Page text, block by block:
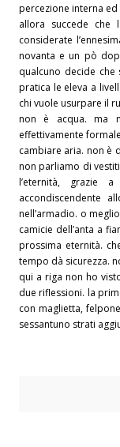
percezione interna
allora succede che
considerate
novanta e un pò
qualcuno decide
pratica le eleva a
chi vuole usurpare il
non è acqua. ma
effettivamente
cambiare aria. non è
non parliamo di
l’eternità, grazie
accondiscendente
nell’armadio. o
camicie dell’anta a
prossima eternità.
tempo dà sicurezza.
qui a riga non ho
due riflessioni. la
con maglietta,
sessantuno strati